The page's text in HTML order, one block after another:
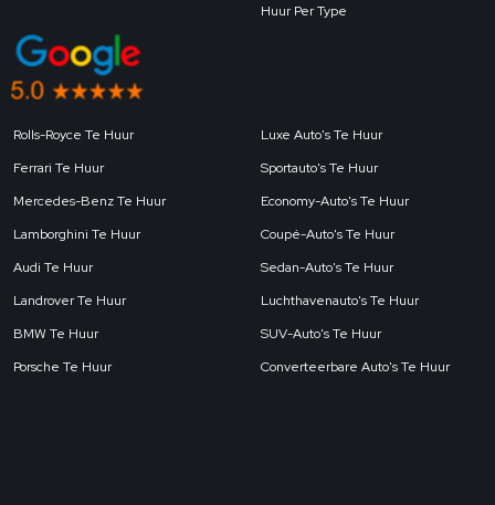
Huur Per Type
Rolls-Royce Te Huur
Ferrari Te Huur
Mercedes-Benz Te Huur
Lamborghini Te Huur
Audi Te Huur
Landrover Te Huur
BMW Te Huur
Porsche Te Huur
Luxe Auto's Te Huur
Sportauto's Te Huur
Economy-Auto's Te Huur
Coupé-Auto's Te Huur
Sedan-Auto's Te Huur
Luchthavenauto's Te Huur
SUV-Auto's Te Huur
Converteerbare Auto's Te Huur